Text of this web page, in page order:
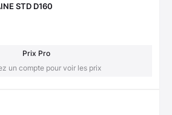
STD D160
Prix Pro
un compte pour voir les prix